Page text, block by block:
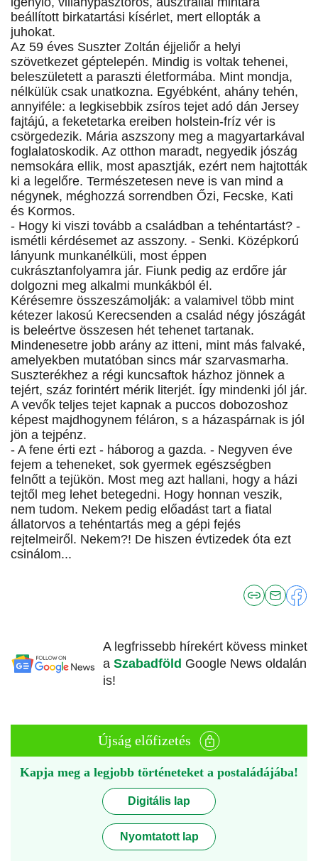
beállított birkatartási kísérlet, mert ellopták a
juhokat.
Az 59 éves Suszter Zoltán éjjeliőr a helyi
szövetkezet géptelepén. Mindig is voltak tehenei,
beleszületett a paraszti életformába. Mint mondja,
nélkülük csak unatkozna. Egyébként, ahány tehén,
annyiféle: a legkisebbik zsíros tejet adó dán Jersey
fajtájú, a feketetarka ereiben holstein-fríz vér is
csörgedezik. Mária aszszony meg a magyartarkával
foglalatoskodik. Az otthon maradt, negyedik jószág
nemsokára ellik, most apasztják, ezért nem hajtották
ki a legelőre. Természetesen neve is van mind a
négynek, méghozzá sorrendben Őzi, Fecske, Kati
és Kormos.
- Hogy ki viszi tovább a családban a tehéntartást? -
ismétli kérdésemet az asszony. - Senki. Középkorú
lányunk munkanélküli, most éppen
cukrásztanfolyamra jár. Fiunk pedig az erdőre jár
dolgozni meg alkalmi munkákból él.
Kérésemre összeszámolják: a valamivel több mint
kétezer lakosú Kerecsenden a család négy jószágát
is beleértve összesen hét tehenet tartanak.
Mindenesetre jobb arány az itteni, mint más falvaké,
amelyekben mutatóban sincs már szarvasmarha.
Suszterékhez a régi kuncsaftok házhoz jönnek a
tejért, száz forintért mérik literjét. Így mindenki jól jár.
A vevők teljes tejet kapnak a puccos dobozoshoz
képest majdhogynem féláron, s a házaspárnak is jól
jön a tejpénz.
- A fene érti ezt - háborog a gazda. - Negyven éve
fejem a teheneket, sok gyermek egészségben
felnőtt a tejükön. Most meg azt hallani, hogy a házi
tejtől meg lehet betegedni. Hogy honnan veszik,
nem tudom. Nekem pedig előadást tart a fiatal
állatorvos a tehéntartás meg a gépi fejés
rejtelmeiről. Nekem?! De hiszen évtizedek óta ezt
csinálom...
A legfrissebb hírekért kövess minket
a Szabadföld Google News oldalán
is!
Újság előfizetés
Kapja meg a legjobb történeteket a postaládájába!
Digitális lap
Nyomtatott lap